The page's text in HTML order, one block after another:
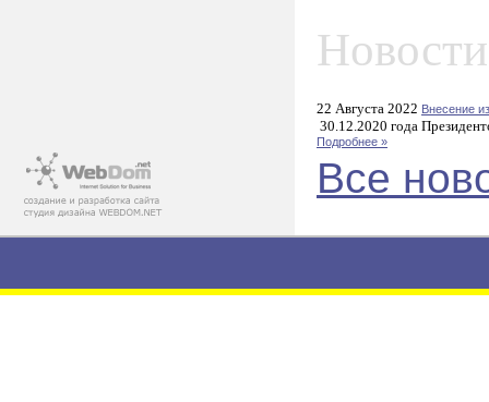
22 Августа 2022 Внесение
30.12.2020 года
Подробнее »
Все